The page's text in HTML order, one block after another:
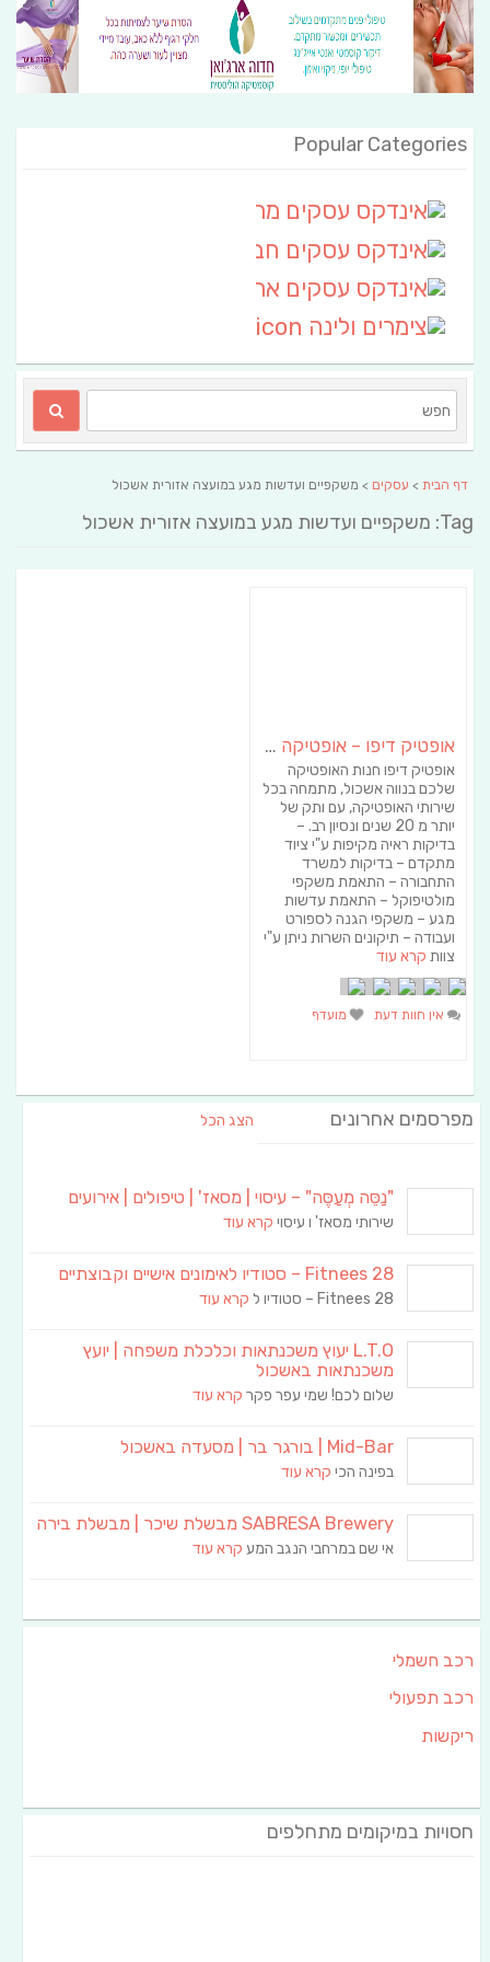
Popular Categories
דף הבית > עסקים > משקפיים ועדשות מגע במועצה אזורית אשכול
Tag: משקפיים ועדשות מגע במועצה אזורית אשכול
אופטיק דיפו – אופטיקה ועדשות מגע
אופטיק דיפו חנות האופטיקה
שלכם בנווה אשכול, מתמחה בכל
שירותי האופטיקה, עם ותק של
יותר מ 20 שנים ונסיון רב. –
בדיקות ראיה מקיפות ע"י ציוד
מתקדם – בדיקות למשרד
התחבורה – התאמת משקפי
מולטיפוקל – התאמת עדשות
מגע – משקפי הגנה לספורט
ועבודה – תיקונים השרות ניתן ע"י
צוות קרא עוד
אין חוות דעת מועדף
מפרסמים אחרונים הצג הכל
"נַסֵּה מְעַסֶּה" – עיסוי | מסאז' | טיפולים | אירועים
שירותי מסאז' ו עיסוי קרא עוד
Fitnees 28 – סטודיו לאימונים אישיים וקבוצתיים
Fitnees 28 – סטודיו ל קרא עוד
L.T.O יעוץ משכנתאות וכלכלת משפחה | יועץ
משכנתאות באשכול
שלום לכם! שמי עפר פקר קרא עוד
Mid-Bar | בורגר בר | מסעדה באשכול
בפינה הכי קרא עוד
SABRESA Brewery מבשלת שיכר | מבשלת בירה
אי שם במרחבי הנגב המע קרא עוד
רכב חשמלי
רכב תפעולי
ריקשות
חסויות במיקומים מתחלפים